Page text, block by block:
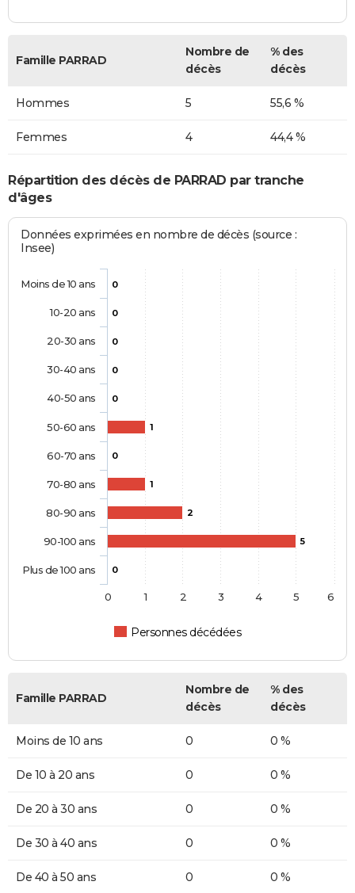
Famille PARRAD
Nombre de
décès
% des
décès
Hommes 5 55,6 %
Femmes 4 44,4 %
Répartition des décès de PARRAD par tranche
d'âges
Données exprimées en nombre de décès (source :
Insee)
0
0
0
0
0
1
0
1
2
5
0
Personnes décédées
Moins de 10 ans
10-20 ans
20-30 ans
30-40 ans
40-50 ans
50-60 ans
60-70 ans
70-80 ans
80-90 ans
90-100 ans
Plus de 100 ans
0 1 2 3 4 5 6
Famille PARRAD
Nombre de
décès
% des
décès
Moins de 10 ans 0 0 %
De 10 à 20 ans 0 0 %
De 20 à 30 ans 0 0 %
De 30 à 40 ans 0 0 %
De 40 à 50 ans 0 0 %